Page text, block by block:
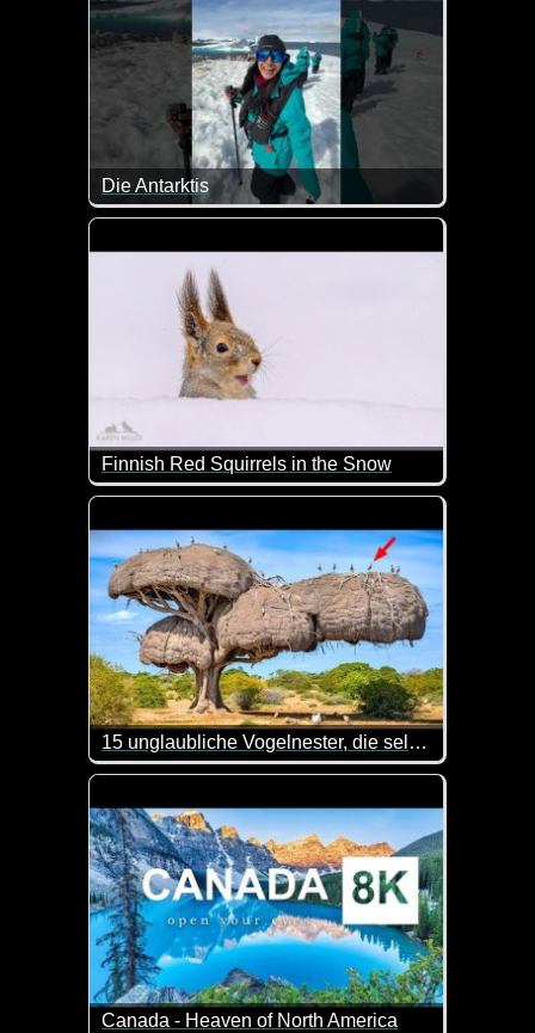
Die Antarktis
Tolle Eindrücke mit Pinguinen von der Antarktis.
Finnish Red Squirrels in the Snow
Das sind doch mal nette Eichhörnchen in einer
15 unglaubliche Vogelnester, die selbst Architekten beschämen könnten
Entdecke 15 unglaubliche Vogelnester, die die
Canada - Heaven of North America